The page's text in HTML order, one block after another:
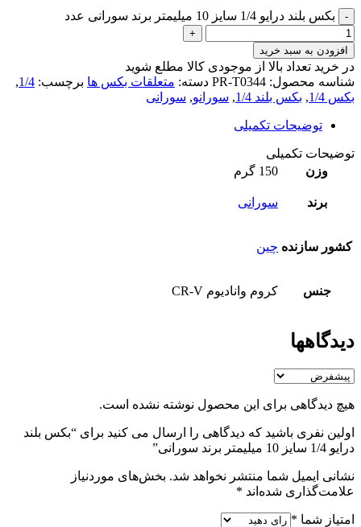
بکس بلند درایو 1/4 سایز 10 میلیمتر برند سورانی عدد
افزودن به سبد خرید
در خرید تعداد بالا از موجودی کالا مطلع شوید
شناسه محصول: PR-T0344 دسته: متعلقات بکس ها برچسب: 1/4
,
بکس 1/4
, بکس بلند 1/4 , سورانو, سورانی
توضیحات تکمیلی
توضیحات تکمیلی
وزن
150 گرم
برند سورانی
کشور سازنده چین
جنس کروم وانادیوم CR-V
دیدگاهها
هیچ دیدگاهی برای این محصول نوشته نشده است.
اولین نفری باشید که دیدگاهی را ارسال می کنید برای “بکس بلند
درایو 1/4 سایز 10 میلیمتر برند سورانی”
نشانی ایمیل شما منتشر نخواهد شد. بخش‌های موردنیاز
علامت‌گذاری شده‌اند *
امتیاز شما *